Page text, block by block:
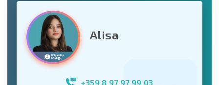
Alisa
+359 8 97 97 99 03